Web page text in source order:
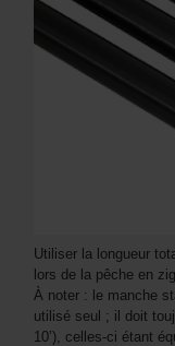
Utiliser la longueur
lors de la pêche en
À noter : le manche
utilisé seul ; il doit
10’), celles-ci étant